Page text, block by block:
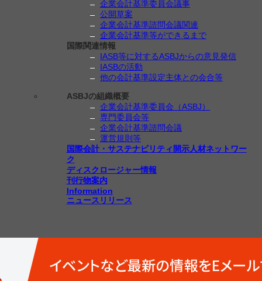
企業会計基準委員会議事
公開草案
企業会計基準諮問会議関連
企業会計基準等ができるまで
国際関連情報
IASB等に対するASBJからの意見発信
IASBの活動
他の会計基準設定主体との会合等
ASBJの組織概要
企業会計基準委員会（ASBJ）
専門委員会等
企業会計基準諮問会議
運営規則等
国際会計・サステナビリティ開示人材ネットワー
ク
ディスクロージャー情報
刊行物案内
Information
ニュースリリース